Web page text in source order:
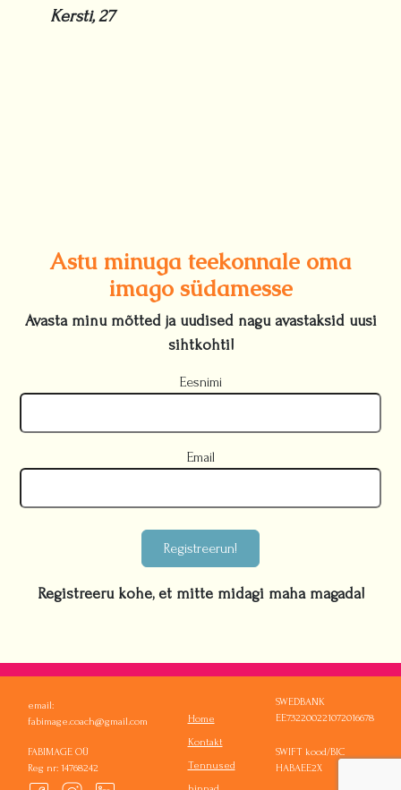
Kersti, 27
Astu minuga teekonnale oma
imago südamesse
Avasta minu mõtted ja uudised nagu avastaksid uusi
sihtkohti!
Eesnimi
Email
Registreerun!
Registreeru kohe, et mitte midagi maha magada!
email:
fabimage.coach@gmail.com
FABIMAGE OÜ
Reg nr: 14768242
Home
Kontakt
Tennused
SWEDBANK
EE732200221072016678
SWIFT kood/BIC
HABAEE2X